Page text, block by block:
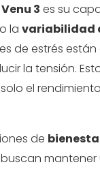
3 es su
la variabilidad
de estrés
la tensión.
el
de
mantener